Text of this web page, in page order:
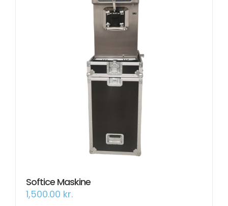
Softice Maskine
1,500.00 kr.